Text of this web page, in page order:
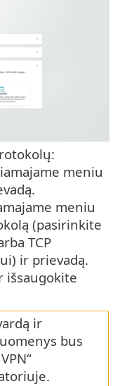
meniu
meniu
(pasirinkite
TCP
ir prievadą.
išsaugokite
ir
bus